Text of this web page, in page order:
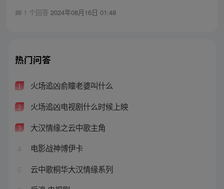
1 个回答 2024年08月16日 01:48
热门问答
1 火场追凶俞瞳老婆叫什么
2 火场追凶电视剧什么时候上映
3 大汉情缘之云中歌主角
4 电影战神博伊卡
5 云中歌桐华大汉情缘系列